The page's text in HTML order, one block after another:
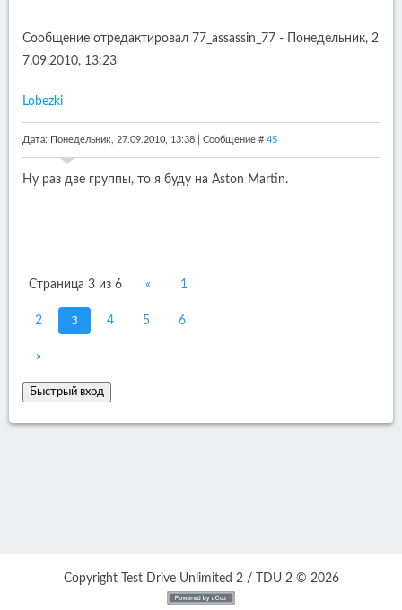
Сообщение отредактировал 77_assassin_77 -
Понедельник, 2
7.09.2010, 13:23
Lobezki
Дата: Понедельник, 27.09.2010, 13:38 | Сообщение # 45
Ну раз две группы, то я буду на Aston Martin.
Страница 3 из 6 « 1
2 3 4 5 6
»
Copyright Test Drive Unlimited 2 / TDU 2 © 2026